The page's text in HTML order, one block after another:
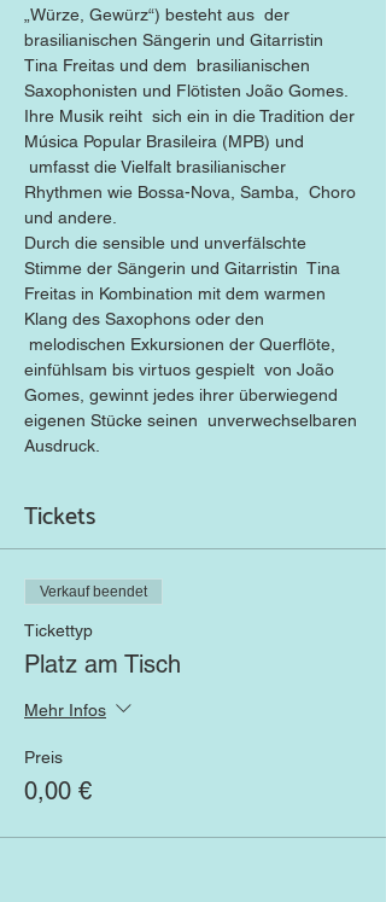
„Würze, Gewürz“) besteht aus  der
brasilianischen Sängerin und Gitarristin
Tina Freitas und dem  brasilianischen
Saxophonisten und Flötisten João Gomes.
Ihre Musik reiht  sich ein in die Tradition der
Música Popular Brasileira (MPB) und
umfasst die Vielfalt brasilianischer
Rhythmen wie Bossa-Nova, Samba,  Choro
und andere.
Durch die sensible und unverfälschte
Stimme der Sängerin und Gitarristin  Tina
Freitas in Kombination mit dem warmen
Klang des Saxophons oder den
melodischen Exkursionen der Querflöte,
einfühlsam bis virtuos gespielt  von João
Gomes, gewinnt jedes ihrer überwiegend
eigenen Stücke seinen  unverwechselbaren
Ausdruck.
Tickets
Verkauf beendet
Tickettyp
Platz am Tisch
Mehr Infos
Preis
0,00 €